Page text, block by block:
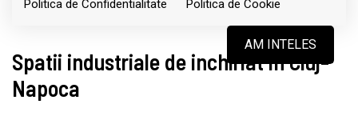
Politica de Confidentialitate Politica de Cookie
AM INTELES
Spatii industriale de inchiriat in Cluj-
Napoca